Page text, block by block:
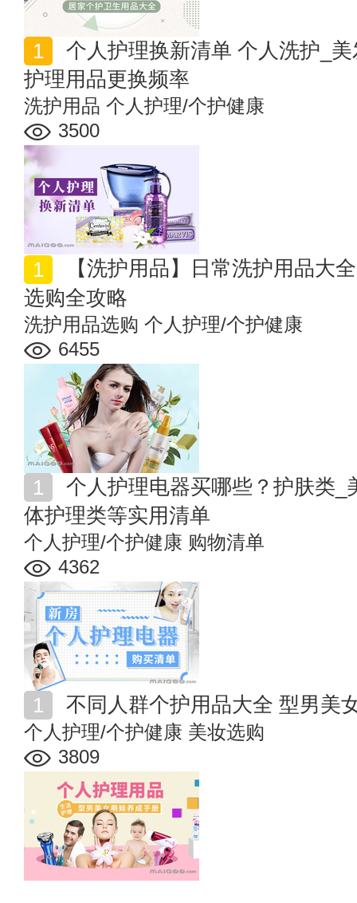
护理用品更换频率
洗护用品 个人护理/个护健康
3500
选购全攻略
洗护用品选购 个人护理/个护健康
6455
体护理类等实用清单
个人护理/个护健康 购物清单
4362
不同人群个护用品大全 型男美
个人护理/个护健康 美妆选购
3809